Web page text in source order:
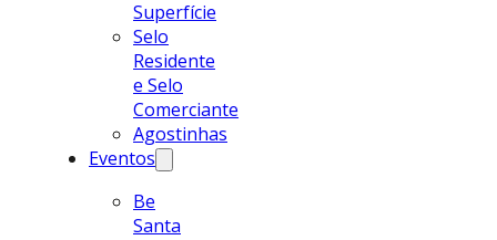
Superfície
Selo
Residente
e Selo
Comerciante
Agostinhas
Eventos
Be
Santa